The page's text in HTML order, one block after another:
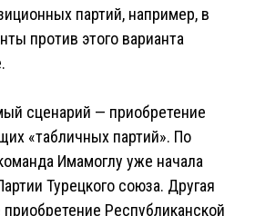
партий, например, в
против этого варианта
сценарий — приобретение
«табличных партий». По
Имамоглу уже начала
Турецкого союза. Другая
Республиканской